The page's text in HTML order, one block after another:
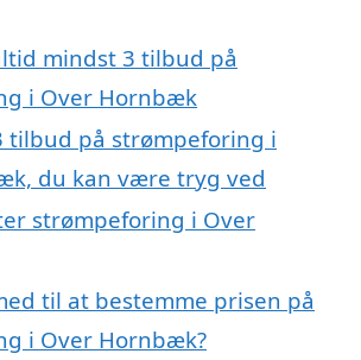
mindst 3 tilbud på
i Over Hornbæk
tilbud på strømpeforing i
du kan være tryg ved
strømpeforing i Over
til at bestemme prisen på
i Over Hornbæk?